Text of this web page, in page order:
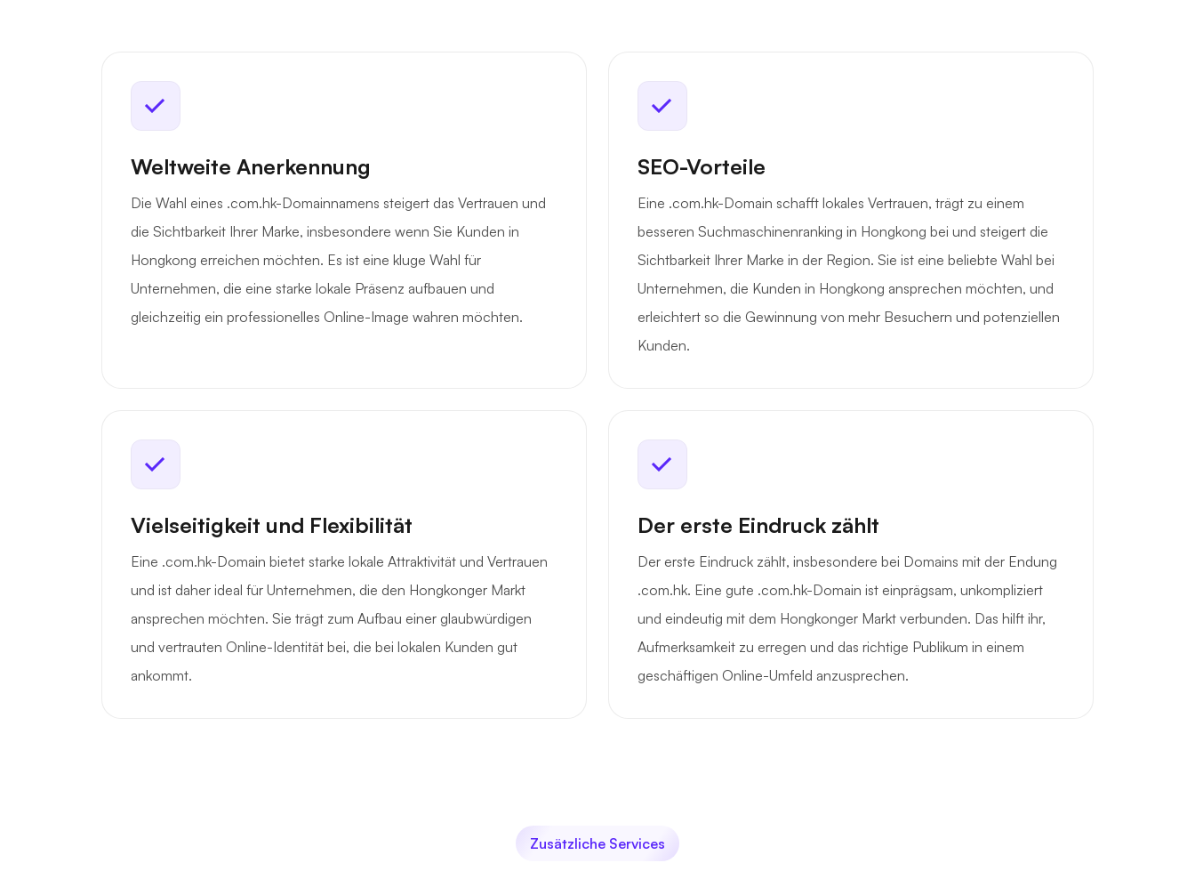
Weltweite Anerkennung
Die Wahl eines .com.hk-Domainnamens steigert das Vertrauen und
die Sichtbarkeit Ihrer Marke, insbesondere wenn Sie Kunden in
Hongkong erreichen möchten. Es ist eine kluge Wahl für
Unternehmen, die eine starke lokale Präsenz aufbauen und
gleichzeitig ein professionelles Online-Image wahren möchten.
SEO-Vorteile
Eine .com.hk-Domain schafft lokales Vertrauen, trägt zu einem
besseren Suchmaschinenranking in Hongkong bei und steigert die
Sichtbarkeit Ihrer Marke in der Region. Sie ist eine beliebte Wahl bei
Unternehmen, die Kunden in Hongkong ansprechen möchten, und
erleichtert so die Gewinnung von mehr Besuchern und potenziellen
Kunden.
Vielseitigkeit und Flexibilität
Eine .com.hk-Domain bietet starke lokale Attraktivität und Vertrauen
und ist daher ideal für Unternehmen, die den Hongkonger Markt
ansprechen möchten. Sie trägt zum Aufbau einer glaubwürdigen
und vertrauten Online-Identität bei, die bei lokalen Kunden gut
ankommt.
Der erste Eindruck zählt
Der erste Eindruck zählt, insbesondere bei Domains mit der Endung
.com.hk. Eine gute .com.hk-Domain ist einprägsam, unkompliziert
und eindeutig mit dem Hongkonger Markt verbunden. Das hilft ihr,
Aufmerksamkeit zu erregen und das richtige Publikum in einem
geschäftigen Online-Umfeld anzusprechen.
Zusätzliche Services